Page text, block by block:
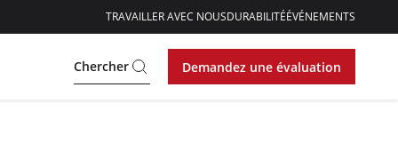
TRAVAILLER AVEC NOUSDURABILITÉÉVÉNEMENTS
Chercher Demandez une évaluation